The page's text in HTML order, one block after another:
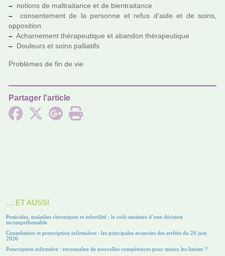
– notions de mal­trai­tance et de bien­trai­tance
– consen­te­ment de la per­sonne et refus d’aide et de soins,
oppo­si­tion
– Acharnement thé­ra­peu­ti­que et aban­don thé­ra­peu­ti­que
– Douleurs et soins pal­lia­tifs
Problèmes de fin de vie
Partager l'article
… ET AUSSI
Pesticides, maladies chroniques et infertilité : le coût sanitaire d’une décision
incompréhensible
Consultation et prescription infirmières : les principales avancées des arrêtés du 26 juin
2026
Prescription infirmière : reconnaître de nouvelles compétences pour mieux les limiter ?